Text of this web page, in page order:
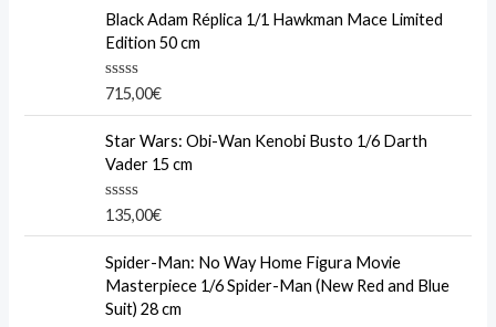
e
d
0
o
u
t
5
Black Adam Réplica 1/1 Hawkman Mace Limited
Edition 50 cm
R
e
d
0
o
u
t
o
5
715,00€
Star Wars: Obi-Wan Kenobi Busto 1/6 Darth
Vader 15 cm
R
e
d
0
o
135,00€
Spider-Man: No Way Home Figura Movie
Masterpiece 1/6 Spider-Man (New Red and Blue
Suit) 28 cm